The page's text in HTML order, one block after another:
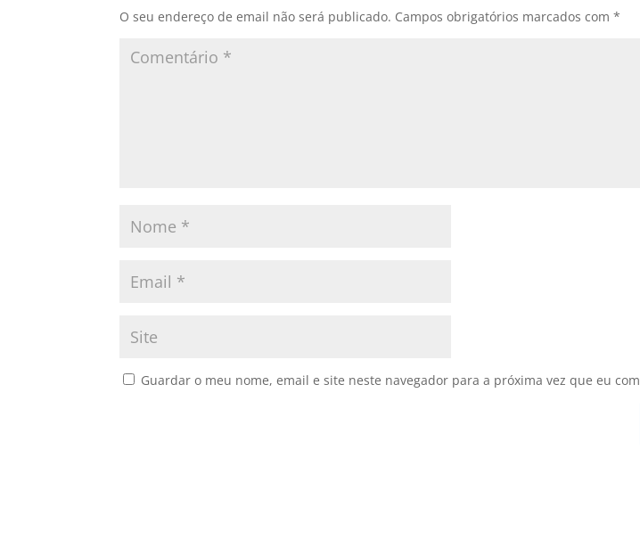
O seu endereço de email não será publicado. Campos obrigatórios marcados com*
Guardar o meu nome, email e site neste navegador para a próxima vez que eu